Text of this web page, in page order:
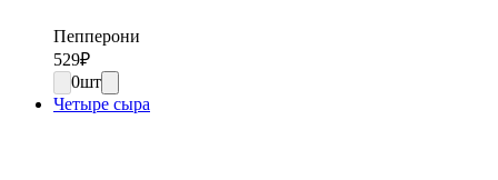
Пепперони
529₽
0шт
Четыре сыра